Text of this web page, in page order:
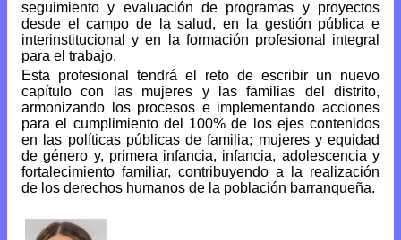
seguimiento y evaluación de programas y proyectos
desde el campo de la salud, en la gestión pública e
interinstitucional y en la formación profesional integral
para el trabajo.
Esta profesional tendrá el reto de escribir un nuevo
capítulo con las mujeres y las familias del distrito,
armonizando los procesos e implementando acciones
para el cumplimiento del 100% de los ejes contenidos
en las políticas públicas de familia; mujeres y equidad
de género y, primera infancia, infancia, adolescencia y
fortalecimiento familiar, contribuyendo a la realización
de los derechos humanos de la población barranqueña.